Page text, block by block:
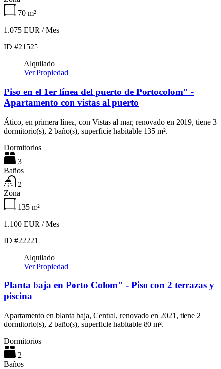
70 m²
1.075 EUR / Mes
ID #21525
Alquilado
Ver Propiedad
Piso en el 1er línea del puerto de Portocolom" -
Apartamento con vistas al puerto
Ático, en primera línea, con Vistas al mar, renovado en 2019, tiene 3
dormitorio(s), 2 baño(s), superficie habitable 135 m².
Dormitorios
3
Baños
2
Zona
135 m²
1.100 EUR / Mes
ID #22221
Alquilado
Ver Propiedad
Planta baja en Porto Colom" - Piso con 2 terrazas y
piscina
Apartamento en blanta baja, Central, renovado en 2021, tiene 2
dormitorio(s), 2 baño(s), superficie habitable 80 m².
Dormitorios
2
Baños